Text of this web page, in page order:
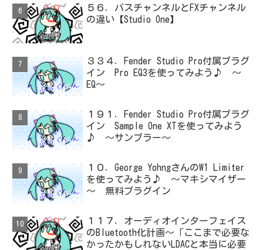
５６．バスチャンネルとFXチャンネル
の違い【Studio One】
３３４．Fender Studio Pro付属プラグ
イン Pro EQ3を使ってみよう♪ ～
EQ～
１９１．Fender Studio Pro付属プラグ
イン Sample One XTを使ってみよう
♪ ～サンプラー～
１０．George YohngさんのW1 Limiter
を使ってみよう♪ ～マキシマイザー
～ 無料プラグイン
１１７．オーディオインターフェイス
のBluetooth化計画～「ここまで必要な
かったかもしれないLDACと本当に必要